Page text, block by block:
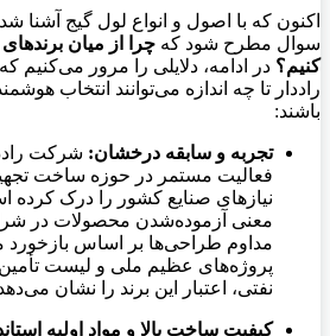
اکنون که با اصول و انواع لول گیج آشنا
سوال مطرح شود که چرا از میان
کنیم؟ در ادامه، دلایلی را مرور
راددار تا چه اندازه می‌توانند انتخاب
باشند:
تجربه و سابقه درخشان:
فعالیت مستمر در حوزه ساخت
نیازهای صنایع کشور را درک کرده
معنی آزموده‌شدن محصولات در
مداوم طراحی‌ها بر اساس
پروژه‌های عظیم ملی و لیست
نفتی، اعتبار این برند را نشان
کیفیت ساخت بالا و مواد اولیه